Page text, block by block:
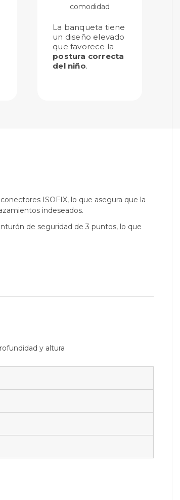
La banqueta tiene
un diseño elevado
que favorece la
postura correcta
del niño.
ISOFIX, lo que asegura que la
indeseados.
de seguridad de 3 puntos, lo que